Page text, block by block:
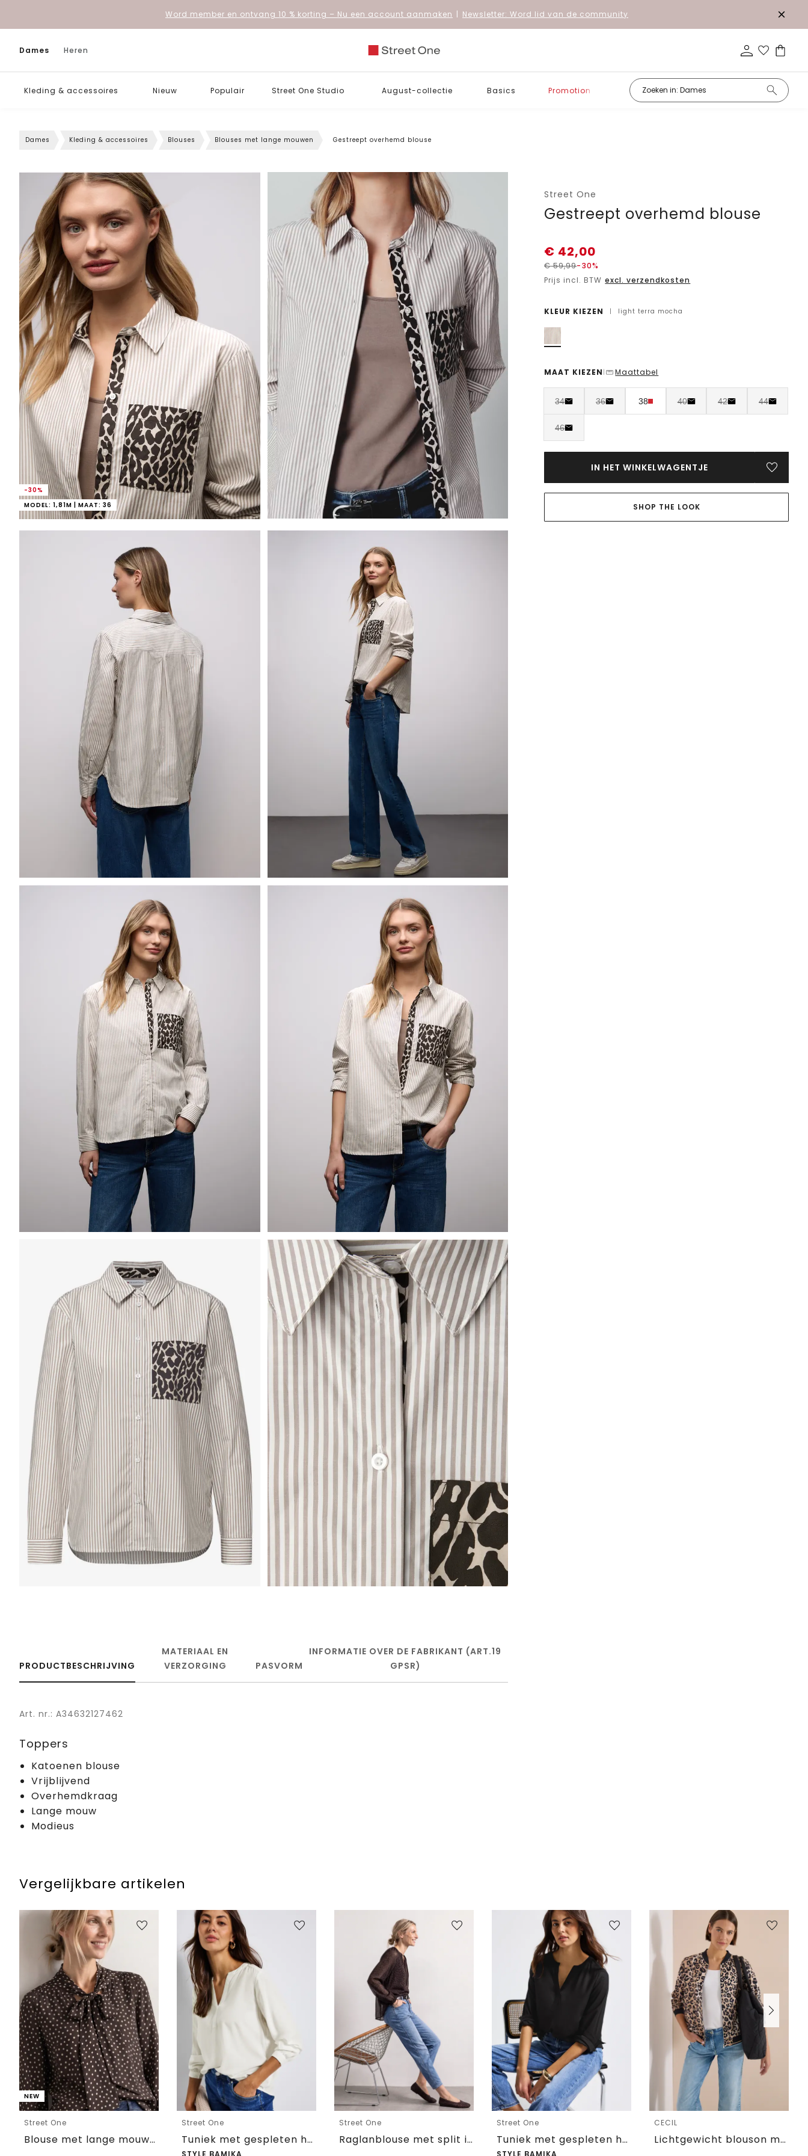
Word member en ontvang 10 % korting – Nu een account aanmaken | Newsletter: Word lid van de community
Dames Heren
Kleding & accessoires Nieuw Populair Street One Studio August-collectie Basics Promotion
Dames Kleding & accessoires Blouses Blouses met lange mouwen Gestreept overhemd blouse
-30%
MODEL: 1,81M | MAAT: 36
Street One
Gestreept overhemd blouse
€ 42,00
€59,99-30%
Prijs incl. BTW excl. verzendkosten
KLEUR KIEZEN | light terra mocha
MAAT KIEZEN | Maattabel
34 36 38 40 42 44
46
IN HET WINKELWAGENTJE
SHOP THE LOOK
PRODUCTBESCHRIJVING
MATERIAAL EN
VERZORGING
PASVORM
INFORMATIE OVER DE FABRIKANT (ART.19
GPSR)
Art. nr.: A34632127462
Toppers
Katoenen blouse
Vrijblijvend
Overhemdkraag
Lange mouw
Modieus
Vergelijkbare artikelen
NEW
Street One
Blouse met lange mouwen en strikdetail
Street One
Tuniek met gespleten hals
STYLE BAMIKA
Street One
Raglanblouse met split in de hals en print
Street One
Tuniek met gespleten hals
STYLE BAMIKA
CECIL
Lichtgewicht blouson met rits en leoprint